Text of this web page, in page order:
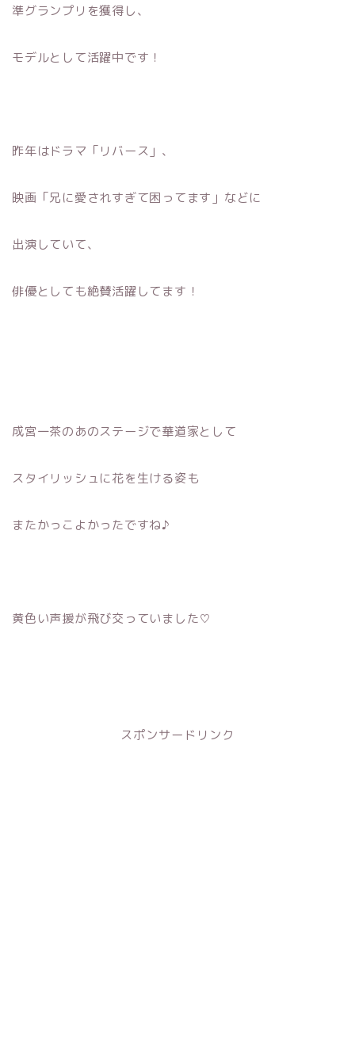
準グランプリを獲得し、
モデルとして活躍中です！
昨年はドラマ「リバース」、
映画「兄に愛されすぎて困ってます」などに
出演していて、
俳優としても絶賛活躍してます！
成宮一茶のあのステージで華道家として
スタイリッシュに花を生ける姿も
またかっこよかったですね♪
黄色い声援が飛び交っていました♡
スポンサードリンク